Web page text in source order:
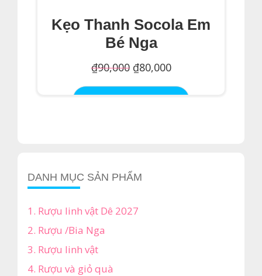
Kẹo Thanh Socola Em
Bé Nga
₫90,000 Giá
gốc
₫80,000Giá
hiện
DANH MỤC SẢN PHẨM
1. Rượu linh vật Dê 2027
2. Rượu /Bia Nga
3. Rượu linh vật
4. Rượu và giỏ quà